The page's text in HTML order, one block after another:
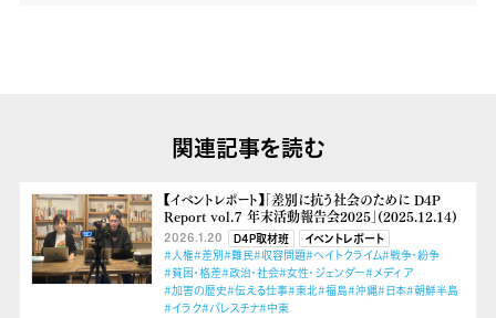
関連記事を読む
【イベントレポート】「差別に抗う社会のために D4P
Report vol.７ 年末活動報告会2025」(2025.12.14)
2026.1.20 D4P取材班
イベントレポート
#人権#差別#難民#収容問題#ヘイトクライム#戦争・紛争
#貧困・格差#政治・社会#女性・ジェンダー#メディア
#加害の歴史#伝える仕事#東北#福島#沖縄#日本#朝鮮半島
#イラク#パレスチナ#中東